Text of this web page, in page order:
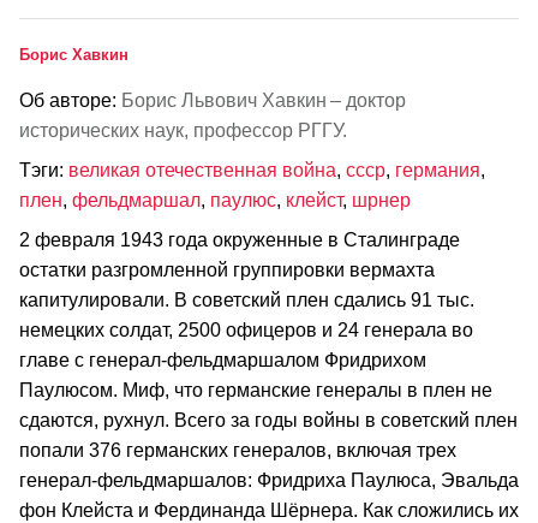
Борис Хавкин
Об авторе: Борис Львович Хавкин – доктор
исторических наук, профессор РГГУ.
Тэги: великая отечественная война, ссср, германия,
плен, фельдмаршал, паулюс, клейст, шрнер
2 февраля 1943 года окруженные в Сталинграде
остатки разгромленной группировки вермахта
капитулировали. В советский плен сдались 91 тыс.
немецких солдат, 2500 офицеров и 24 генерала во
главе с генерал-фельдмаршалом Фридрихом
Паулюсом. Миф, что германские генералы в плен не
сдаются, рухнул. Всего за годы войны в советский плен
попали 376 германских генералов, включая трех
генерал-фельдмаршалов: Фридриха Паулюса, Эвальда
фон Клейста и Фердинанда Шёрнера. Как сложились их